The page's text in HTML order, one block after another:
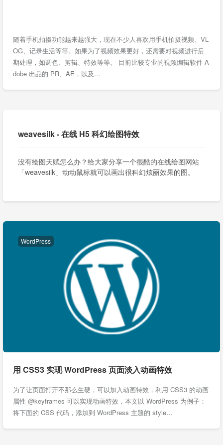
随着手机拍摄功能越来越强大，现在不少人喜欢用手机拍摄视频、VL
OG、记录生活等等。如果为了视频效果更好，还需要对视频进行后
期处理，如调色、剪辑、特效等等。 目前比较专业的视频编辑软件 A
dobe 出品的 PR、AE，以及…
weavesilk - 在线 H5 科幻绘图特效
没有绘图天赋怎么办？给大家分享一个很酷的在线绘图网站
「weavesilk」动动鼠标就可以画出很科幻炫丽效果的图。
WordPress
用 CSS3 实现 WordPress 页面淡入动画特效
为了让页面打开不那么生硬，可以加入动画特效，利用 CSS3 的动画
属性 @keyframes 可以实现动画特效，本文以 WordPress 为例子：
将下面的 CSS 代码，添加到 WordPress 主题的 style…